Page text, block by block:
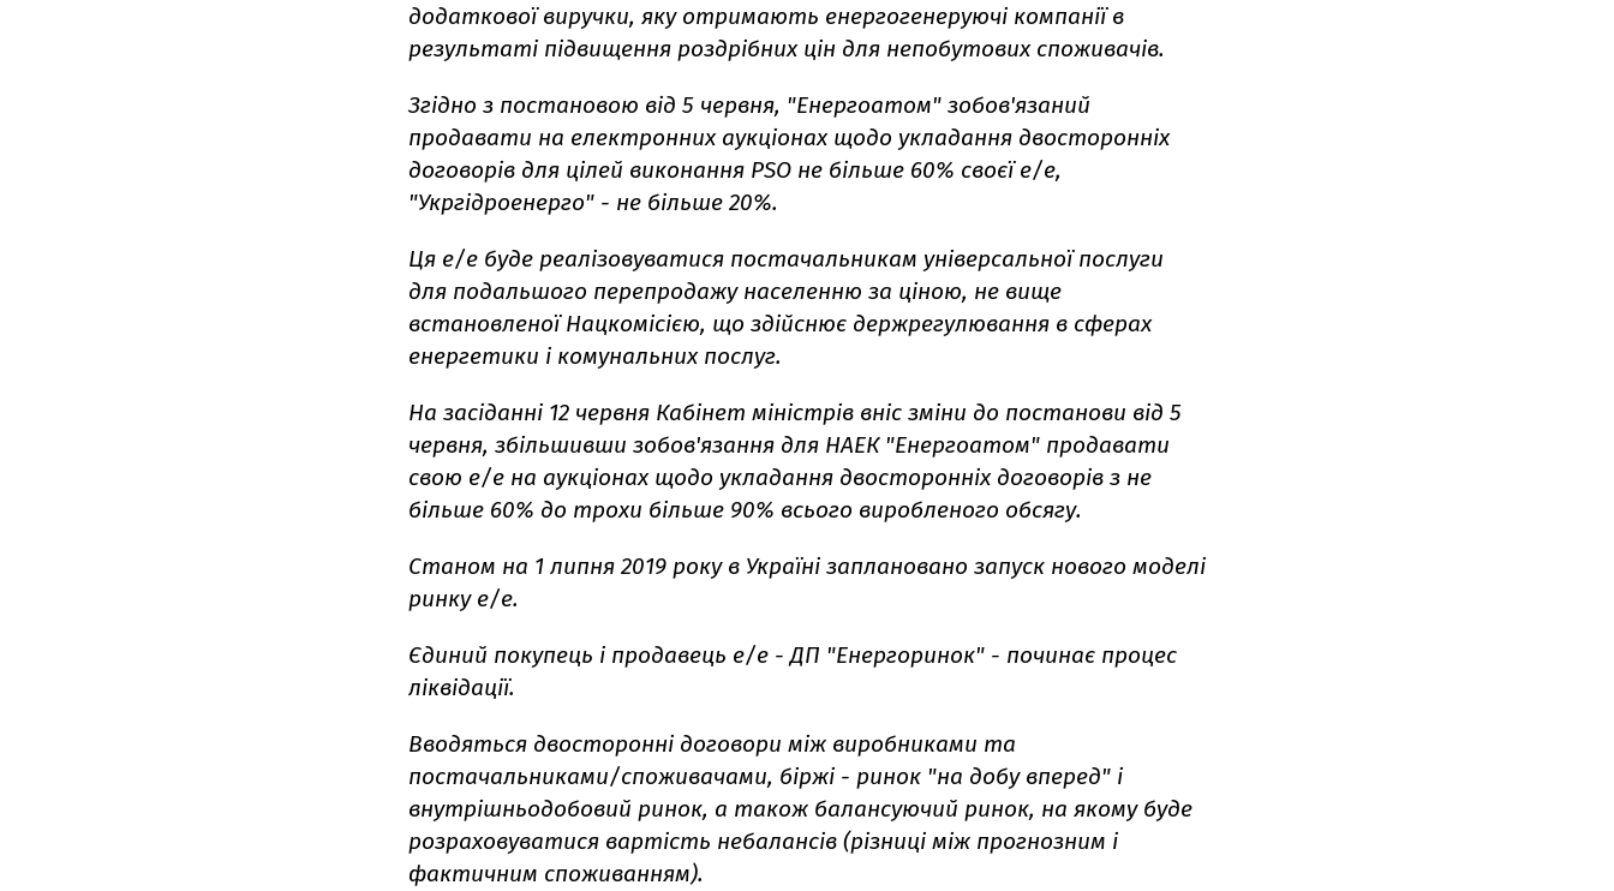
додаткової виручки, яку отримають енергогенеруючі компанії в
результаті підвищення роздрібних цін для непобутових споживачів.
Згідно з постановою від 5 червня, "Енергоатом" зобов'язаний
продавати на електронних аукціонах щодо укладання двосторонніх
договорів для цілей виконання PSO не більше 60% своєї е/е,
"Укргідроенерго" - не більше 20%.
Ця е/е буде реалізовуватися постачальникам універсальної послуги
для подальшого перепродажу населенню за ціною, не вище
встановленої Нацкомісією, що здійснює держрегулювання в сферах
енергетики і комунальних послуг.
На засіданні 12 червня Кабінет міністрів вніс зміни до постанови від 5
червня, збільшивши зобов'язання для НАЕК "Енергоатом" продавати
свою е/е на аукціонах щодо укладання двосторонніх договорів з не
більше 60% до трохи більше 90% всього виробленого обсягу.
Станом на 1 липня 2019 року в Україні заплановано запуск нового моделі
ринку е/е.
Єдиний покупець і продавець е/е - ДП "Енергоринок" - починає процес
ліквідації.
Вводяться двосторонні договори між виробниками та
постачальниками/споживачами, біржі - ринок "на добу вперед" і
внутрішньодобовий ринок, а також балансуючий ринок, на якому буде
розраховуватися вартість небалансів (різниці між прогнозним і
фактичним споживанням).